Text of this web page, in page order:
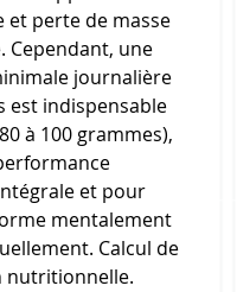
et perte de masse
Cependant, une
journalière
est indispensable
à 100 grammes),
et pour
mentalement
Calcul de
nutritionnelle.